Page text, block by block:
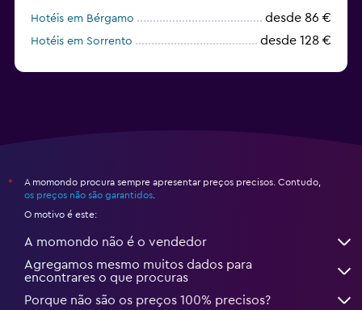
Hotéis em Bérgamo desde 86 €
Hotéis em Sorrento desde 128 €
*
A momondo procura sempre apresentar preços precisos. Contudo,
os preços não são garantidos
O motivo é este:
A momondo não é o vendedor
Agregamos mesmo muitos dados para
encontrares o que procuras
Porque não são os preços 100% precisos?